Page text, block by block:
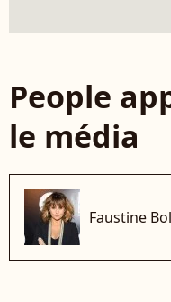
People
le média
Faustine